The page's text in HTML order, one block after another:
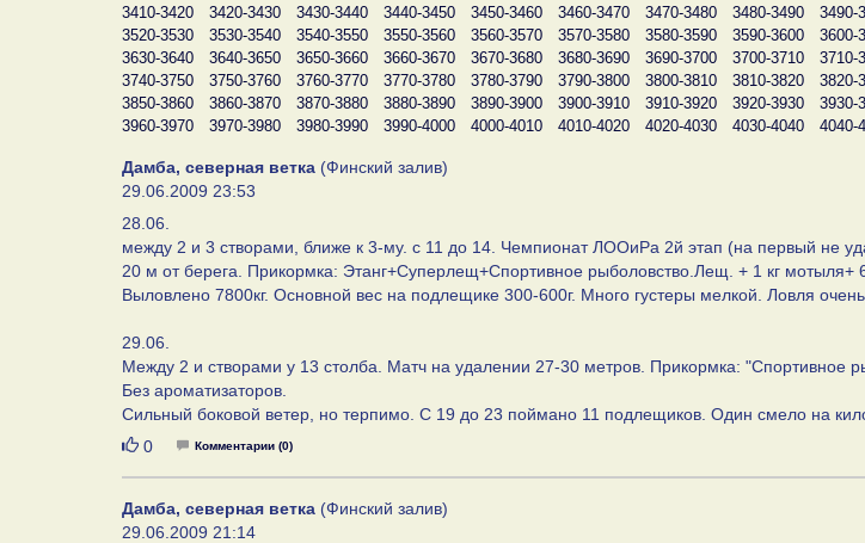
3410-3420
3420-3430 3430-3440 3440-3450 3450-3460 3460-3470 3470-3480 3480-3490 3490-
3520-3530
3530-3540 3540-3550 3550-3560 3560-3570 3570-3580 3580-3590 3590-3600 3600-
3630-3640
3640-3650 3650-3660 3660-3670 3670-3680 3680-3690 3690-3700 3700-3710 3710-
3740-3750
3750-3760 3760-3770 3770-3780 3780-3790 3790-3800 3800-3810 3810-3820 3820-
3850-3860
3860-3870 3870-3880 3880-3890 3890-3900 3900-3910 3910-3920 3920-3930 3930-
3960-3970
3970-3980 3980-3990 3990-4000 4000-4010 4010-4020 4020-4030 4030-4040 4040-
Дамба, северная ветка (Финский залив)
29.06.2009 23:53
28.06.
между 2 и 3 створами, ближе к 3-му. с 11 до 14. Чемпионат ЛООиРа 2й этап (на первый не
20 м от берега. Прикормка: Этанг+Суперлещ+Спортивное рыболовство.Лещ. + 1 кг мотыля+ 6
Выловлено 7800кг. Основной вес на подлещике 300-600г. Много густеры мелкой. Ловля очень
29.06.
Между 2 и створами у 13 столба. Матч на удалении 27-30 метров. Прикормка: "Спортивное
Без ароматизаторов.
Сильный боковой ветер, но терпимо. С 19 до 23 поймано 11 подлещиков. Один смело на
Нравится
0 Комментарии (0)
Дамба, северная ветка (Финский залив)
29.06.2009 21:14